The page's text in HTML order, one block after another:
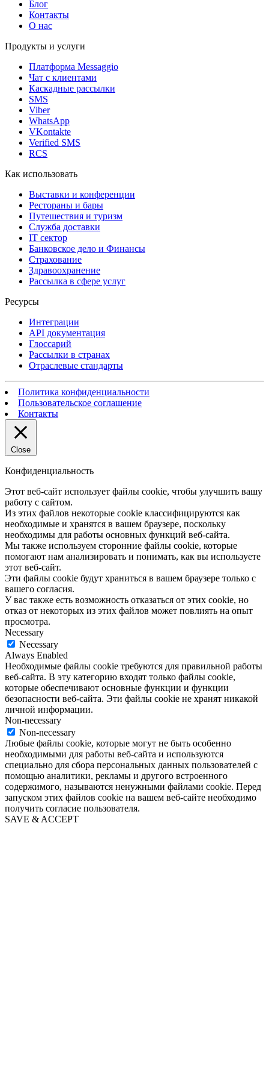
Блог
Контакты
О нас
Продукты и услуги
Платформа Messaggio
Чат с клиентами
Каскадные рассылки
SMS
Viber
WhatsApp
VKontakte
Verified SMS
RCS
Как использовать
Выставки и конференции
Рестораны и бары
Путешествия и туризм
Служба доставки
IT сектор
Банковское дело и Финансы
Страхование
Здравоохранение
Рассылка в сфере услуг
Ресурсы
Интеграции
API документация
Глоссарий
Рассылки в странах
Отраслевые стандарты
Политика конфиденциальности
Пользовательское соглашение
Контакты
Close
Конфиденциальность
Этот веб-сайт использует файлы cookie, чтобы улучшить вашу
работу с сайтом.
Из этих файлов некоторые cookie классифицируются как
необходимые и хранятся в вашем браузере, поскольку
необходимы для работы основных функций веб-сайта.
Мы также используем сторонние файлы cookie, которые
помогают нам анализировать и понимать, как вы используете
этот веб-сайт.
Эти файлы cookie будут храниться в вашем браузере только с
вашего согласия.
У вас также есть возможность отказаться от этих cookie, но
отказ от некоторых из этих файлов может повлиять на опыт
просмотра.
Necessary
Necessary
Always Enabled
Необходимые файлы cookie требуются для правильной работы
веб-сайта. В эту категорию входят только файлы cookie,
которые обеспечивают основные функции и функции
безопасности веб-сайта. Эти файлы cookie не хранят никакой
личной информации.
Non-necessary
Non-necessary
Любые файлы cookie, которые могут не быть особенно
необходимыми для работы веб-сайта и используются
специально для сбора персональных данных пользователей с
помощью аналитики, рекламы и другого встроенного
содержимого, называются ненужными файлами cookie. Перед
запуском этих файлов cookie на вашем веб-сайте необходимо
получить согласие пользователя.
SAVE & ACCEPT